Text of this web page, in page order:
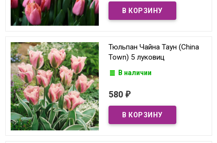
Тюльпан Чайна Таун (China
Town) 5 луковиц
В наличии
580 ₽